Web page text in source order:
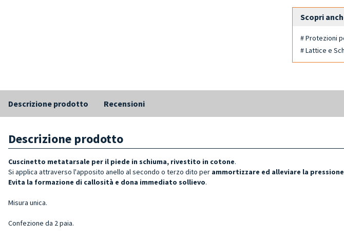
Scopri
# Protezioni
# Lattice e
Descrizione prodotto Recensioni
Descrizione prodotto
Cuscinetto metatarsale per il piede in schiuma, rivestito in cotone.
Si applica attraverso l'apposito anello al secondo o terzo dito per ammortizzare ed alleviare la
Evita la formazione di callosità e dona immediato sollievo.
Misura unica.
Confezione da 2 paia.